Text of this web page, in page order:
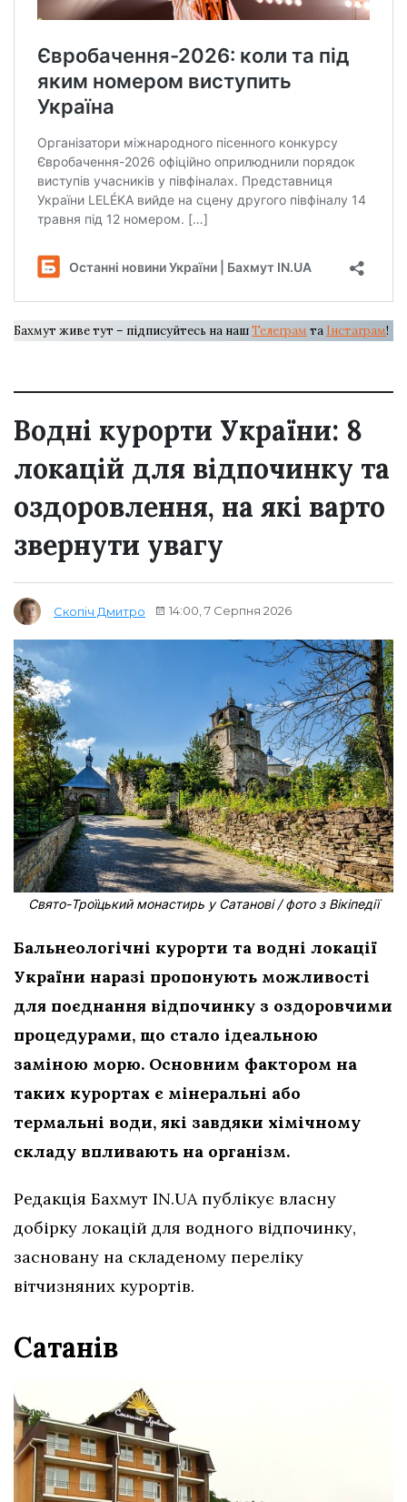
Бахмут живе тут – підписуйтесь на нашТелеграм та Інстаграм!
Водні курорти України: 8
локацій для відпочинку та
оздоровлення, на які варто
звернути увагу
Скопіч Дмитро 14:00, 7 Серпня 2026
Свято-Троїцький монастирь у Сатанові / фото з Вікіпедії
Бальнеологічні курорти та водні локації
України наразі пропонують можливості
для поєднання відпочинку з оздоровчими
процедурами, що стало ідеальною
заміною морю. Основним фактором на
таких курортах є мінеральні або
термальні води, які завдяки хімічному
складу впливають на організм.
Редакція Бахмут IN.UA публікує власну
добірку локацій для водного відпочинку,
засновану на складеному переліку
вітчизняних курортів.
Сатанів